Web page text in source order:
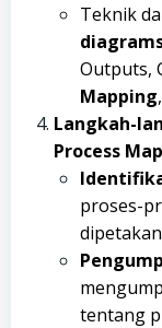
Teknik
Outputs,
Mapping
Langkah-
Process
proses-
tentang